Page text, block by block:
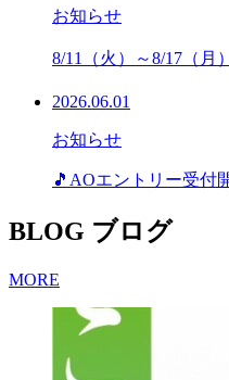
お知らせ
8/11（火）～8/17（
2026.06.01
お知らせ
🎵AOエントリー受付
BLOG ブログ
MORE